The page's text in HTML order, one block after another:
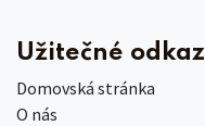
Užitečné
Domovská stránka
O nás